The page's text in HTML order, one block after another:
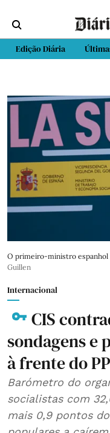
Edição Diária
O primeiro-ministro espanhol
Guillen
Internacional
CIS
sondagens e
à frente do PP
Barómetro do
socialistas com
mais 0,9 pontos